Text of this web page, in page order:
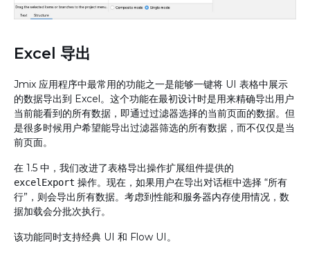
Excel 导出
Jmix 应用程序中最常用的功能之一是能够一键将 UI 表格中展示
的数据导出到 Excel。这个功能在最初设计时是用来精确导出用户
当前能看到的所有数据，即通过过滤器选择的当前页面的数据。但
是很多时候用户希望能导出过滤器筛选的所有数据，而不仅仅是当
前页面。
在 1.5 中，我们改进了表格导出操作扩展组件提供的
excelExport 操作。现在，如果用户在导出对话框中选择 “所有
行”，则会导出所有数据。考虑到性能和服务器内存使用情况，数
据加载会分批次执行。
该功能同时支持经典 UI 和 Flow UI。